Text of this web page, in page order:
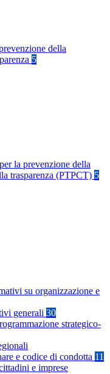
della
5
la prevenzione della
trasparenza (PTPCT) 5
su organizzazione e
generali 30
strategico-
e codice di condotta 11
e imprese